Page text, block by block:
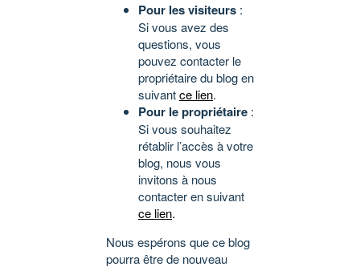
Pour les visiteurs :
Si vous avez des
questions, vous
pouvez contacter le
propriétaire du blog en
suivantce lien.
Pour le propriétaire :
Si vous souhaitez
rétablir l’accès à votre
blog, nous vous
invitons à nous
contacter en suivant
ce lien.
Nous espérons que ce blog
pourra être de nouveau